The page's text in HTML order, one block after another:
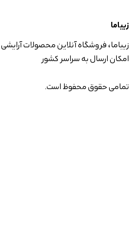
زیباما
زیباما، فروشگاه آنلاین محصولات
امکان ارسال به سراسر کشور
تمامی حقوق محفوظ است.